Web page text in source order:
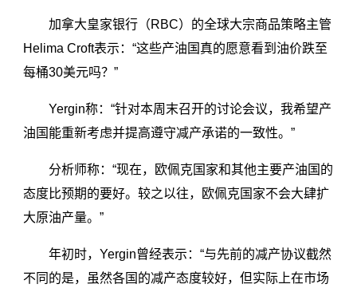
加拿大皇家银行（RBC）的全球大宗商品策略主管
Helima Croft表示：“这些产油国真的愿意看到油价跌至
每桶30美元吗？”
Yergin称：“针对本周末召开的讨论会议，我希望产
油国能重新考虑并提高遵守减产承诺的一致性。”
分析师称：“现在，欧佩克国家和其他主要产油国的
态度比预期的要好。较之以往，欧佩克国家不会大肆扩
大原油产量。”
年初时，Yergin曾经表示：“与先前的减产协议截然
不同的是，虽然各国的减产态度较好，但实际上在市场